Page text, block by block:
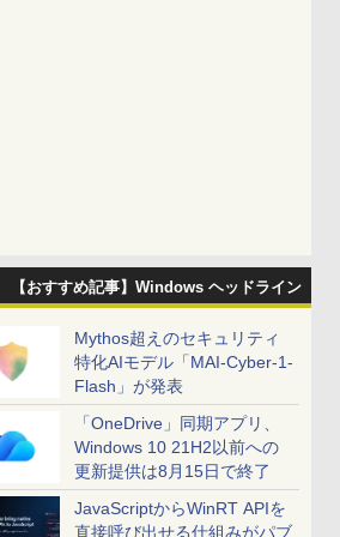
【おすすめ記事】Windows ヘッドライン
Mythos超えのセキュリティ
特化AIモデル「MAI-Cyber-1-
Flash」が発表
「OneDrive」同期アプリ、
Windows 10 21H2以前への
更新提供は8月15日で終了
JavaScriptからWinRT APIを
直接呼び出せる仕組みがパブ